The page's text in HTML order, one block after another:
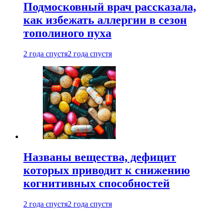
Подмосковный врач рассказала,
как избежать аллергии в сезон
тополиного пуха
2 года спустя2 года спустя
Названы вещества, дефицит
которых приводит к снижению
когнитивных способностей
2 года спустя2 года спустя